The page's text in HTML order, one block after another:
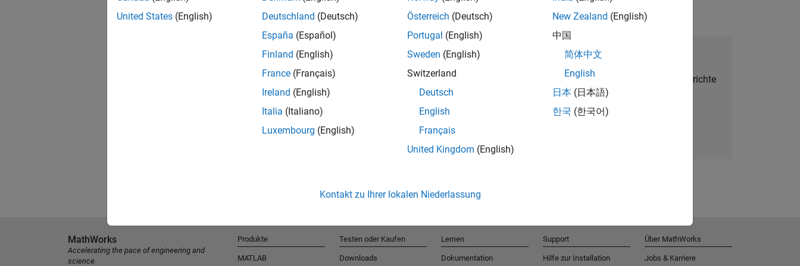
Talent Network beitreten
Erhalten Sie personalisierte Stellenangebote, Berichte
und Unternehmensneuigkeiten.
United States (English)
Deutschland (Deutsch)
España (Español)
Finland (English)
France (Français)
Ireland (English)
Italia (Italiano)
Luxembourg (English)
Österreich (Deutsch)
Portugal (English)
Sweden (English)
Switzerland
Deutsch
English
Français
United Kingdom (English)
New Zealand (English)
中国
简体中文
English
日本 (日本語)
한국 (한국어)
Kontakt zu Ihrer lokalen Niederlassung
MathWorks
Accelerating the pace of engineering and
science
Produkte
MATLAB
Testen oder Kaufen
Downloads
Lernen
Dokumentation
Support
Hilfe zur Installation
Über MathWorks
Jobs & Karriere